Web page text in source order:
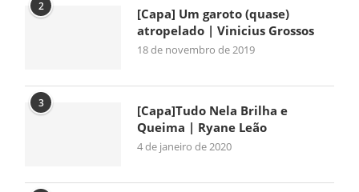
2
[Capa] Um garoto (quase)
atropelado | Vinicius Grossos
18 de novembro de 2019
3
[Capa]Tudo Nela Brilha e
Queima | Ryane Leão
4 de janeiro de 2020